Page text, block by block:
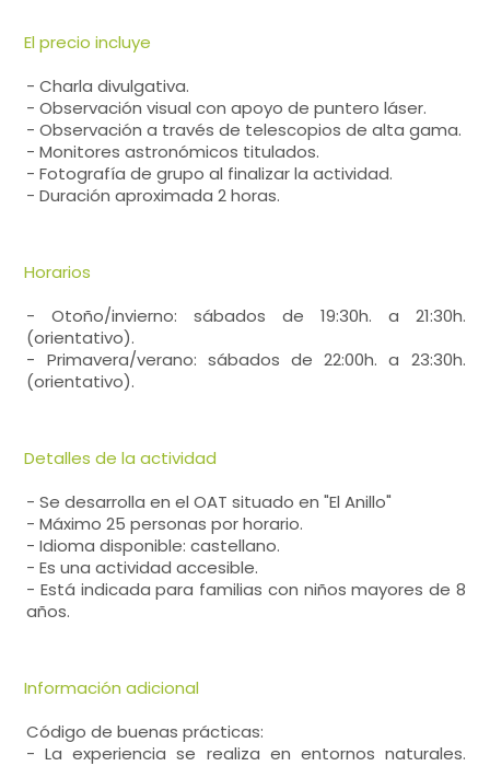
El precio incluye
- Charla divulgativa.
- Observación visual con apoyo de puntero láser.
- Observación a través de telescopios de alta gama.
- Monitores astronómicos titulados.
- Fotografía de grupo al finalizar la actividad.
- Duración aproximada 2 horas.
Horarios
- Otoño/invierno: sábados de 19:30h. a 21:30h.
(orientativo).
- Primavera/verano: sábados de 22:00h. a 23:30h.
(orientativo).
Detalles de la actividad
- Se desarrolla en el OAT situado en "El Anillo"
- Máximo 25 personas por horario.
- Idioma disponible: castellano.
- Es una actividad accesible.
- Está indicada para familias con niños mayores de 8
años.
Información adicional
Código de buenas prácticas:
- La experiencia se realiza en entornos naturales.